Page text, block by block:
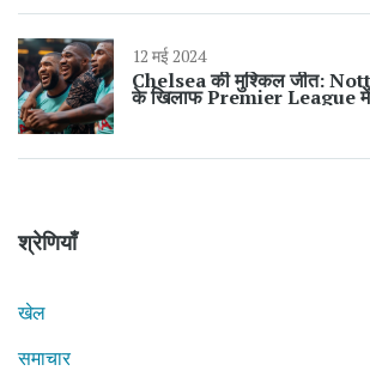
12 मई 2024
Chelsea की मुश्किल जीत:
के खिलाफ Premier League में
श्रेणियाँ
खेल
समाचार